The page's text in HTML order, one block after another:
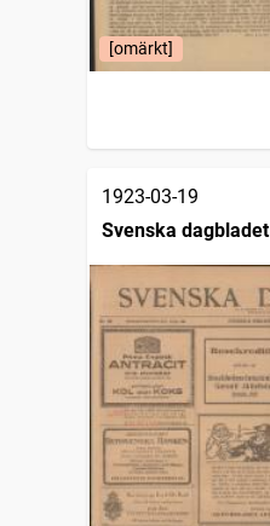
[omärkt]
1923-03-19
Svenska dagbladet